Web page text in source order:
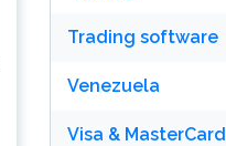
Trading software
Venezuela
Visa & MasterCard